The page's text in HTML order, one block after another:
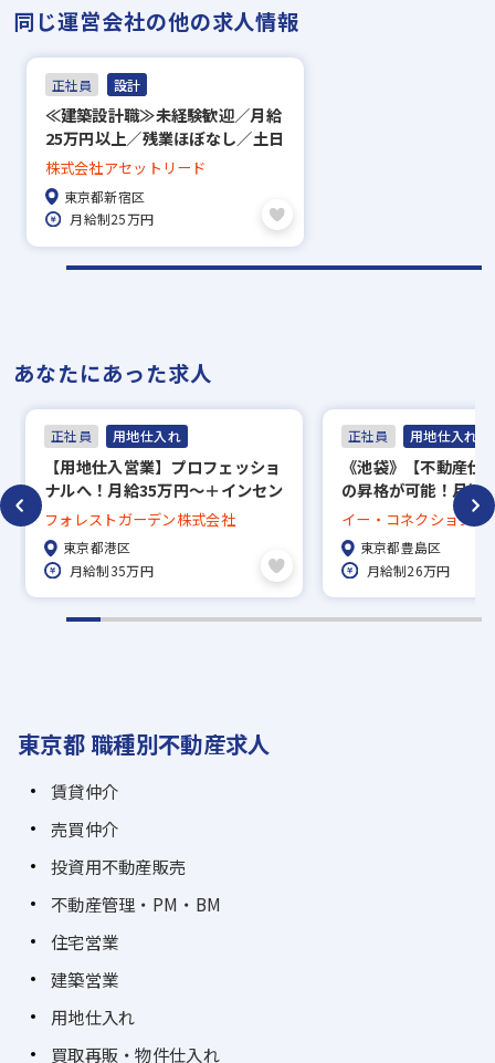
同じ運営会社の他の求人情報
正社員 設計
≪建築設計職≫未経験歓迎／月給
25万円以上／残業ほぼなし／土日
祝休み＆年休128日！
株式会社アセットリード
東京都新宿区
月給制25万円
あなたにあった求人
正社員 用地仕入れ
【用地仕入営業】プロフェッショ
ナルへ！月給35万円～＋インセン
／20代年収1000万円／残業月2時
間♪
フォレストガーデン株式会社
東京都港区
月給制35万円
正社員 用地仕入れ
《池袋》【不動産仕
の昇格が可能！月給
インセンティブ／年
＆土日祝休み
イー・コネクション株
東京都豊島区
月給制26万円
東京都 職種別不動産求人
賃貸仲介
売買仲介
投資用不動産販売
不動産管理・PM・BM
住宅営業
建築営業
用地仕入れ
買取再販・物件仕入れ